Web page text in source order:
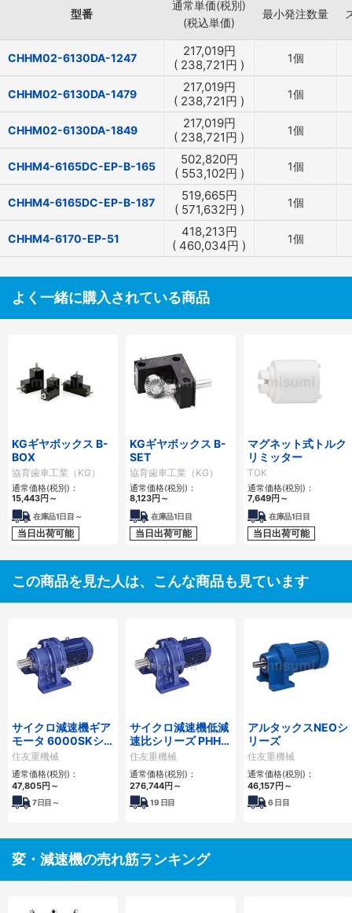
型番
通常単価(税別)
(税込単価)
最小発注数量
CHHM02-6130DA-1247 217,019円
( 238,721円 ) 1個
CHHM02-6130DA-1479 217,019円
( 238,721円 ) 1個
CHHM02-6130DA-1849 217,019円
( 238,721円 ) 1個
CHHM4-6165DC-EP-B-165 502,820円
( 553,102円 ) 1個
CHHM4-6165DC-EP-B-187 519,665円
( 571,632円 ) 1個
CHHM4-6170-EP-51 418,213円
( 460,034円 ) 1個
よく一緒に購入されている商品
KGギヤボックス B-
BOX
協育歯車工業（KG）
通常価格(税別)：
15,443円～
在庫品1日目～
当日出荷可能
KGギヤボックス B-
SET
協育歯車工業（KG）
通常価格(税別)：
8,123円～
在庫品1日目
当日出荷可能
マグネット式トルク
リミッター
TOK
通常価格(税別)：
7,649円～
在庫品1日目
当日出荷可能
この商品を見た人は、こんな商品も見ています
サイクロ減速機ギア
モータ 6000SKシ
リーズ
住友重機械
通常価格(税別)：
47,805円～
7日目～
サイクロ減速機低減
速比シリーズ PHHM
形
住友重機械
通常価格(税別)：
276,744円～
19 日目
アルタックスNEOシ
リーズ
住友重機械
通常価格(税別)：
46,157円～
6 日目
変・減速機の売れ筋ランキング